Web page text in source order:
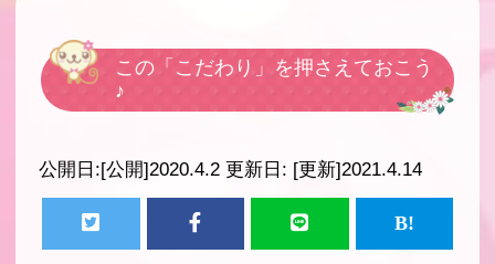
この「こだわり」を押さえておこう
♪
公開日:[公開]2020.4.2 更新日: [更新]2021.4.14